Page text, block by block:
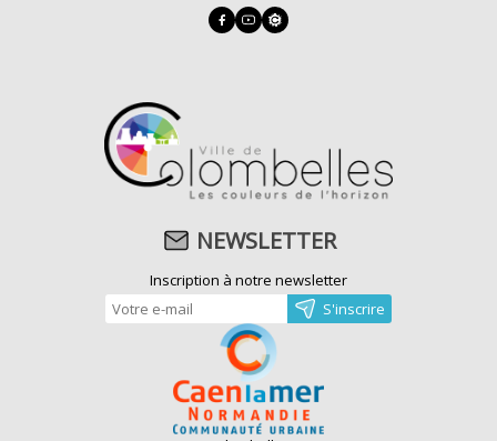
NEWSLETTER
Inscription à notre newsletter